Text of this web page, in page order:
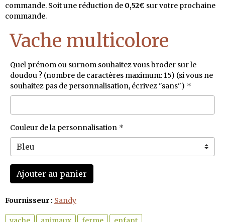
commande. Soit une réduction de 0,52€ sur votre prochaine
commande.
Vache multicolore
Quel prénom ou surnom souhaitez vous broder sur le
doudou ? (nombre de caractères maximum: 15) (si vous ne
souhaitez pas de personnalisation, écrivez "sans")
Couleur de la personnalisation
Ajouter au panier
Fournisseur : Sandy